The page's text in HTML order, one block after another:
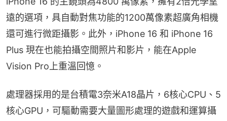
遠的選項，具自動對焦功能的1200萬像素超廣角相機
還可進行微距攝影。此外，iPhone 16 和 iPhone 16
Plus 現在也能拍攝空間照片和影片，能在Apple
Vision Pro上重溫回憶。
處理器採用的是台積電3奈米A18晶片，6核心CPU、5
核心GPU，可驅動需要大量圖形處理的遊戲和運算攝